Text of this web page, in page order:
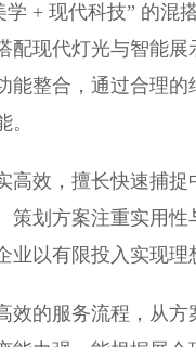
+ 现代科技” 的混
配现代灯光与智能
能整合，通过合理
效，擅长快速捕捉
策划方案注重实用
以有限投入实现理
的服务流程，从方